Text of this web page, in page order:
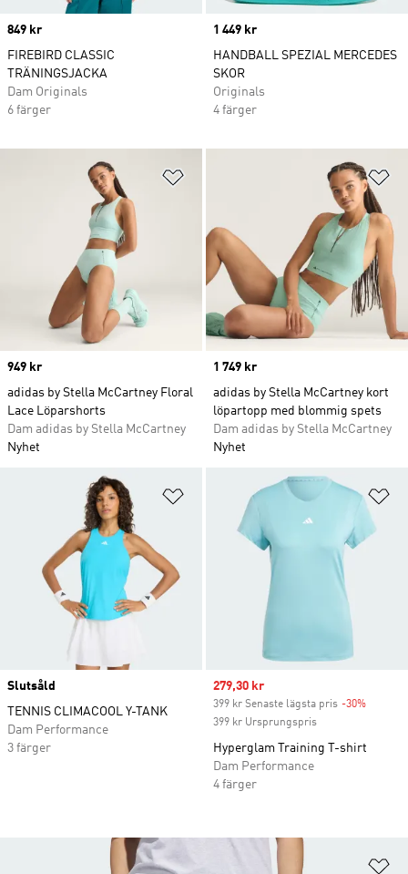
Price
849 kr
FIREBIRD CLASSIC
TRÄNINGSJACKA
Dam Originals
6 färger
Price
1 449 kr
HANDBALL SPEZIAL MERCEDES
SKOR
Originals
4 färger
Lägg till på önskelistan
Price
949 kr
adidas by Stella McCartney Floral
Lace Löparshorts
Dam adidas by Stella McCartney
Nyhet
Price
1 749 kr
adidas by Stella McCartney kort
löpartopp med blommig spets
Dam adidas by Stella McCartney
Nyhet
Lägg till på önskelistan
Slutsåld
TENNIS CLIMACOOL Y-TANK
Dam Performance
3 färger
Sale price
279,30 kr
399 kr Senaste lägsta pris -30%
399 kr Ursprungspris
Hyperglam Training T-shirt
Dam Performance
4 färger